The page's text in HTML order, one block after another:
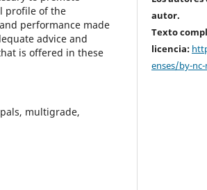
profile of the
performance made
advice and
is offered in these
multigrade,
autor.
Texto
licencia:
enses/by-